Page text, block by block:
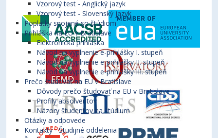
Vzorový test - Anglický jazyk
Vzorový test - Slovenský jazyk
Poplatky spojené so štúdiom
Prihláška na EU v Bratislave
Elektronická prihláška
Návod na vyplnenie e-prihlášky I. stupeň
Návod na vyplnenie e-prihlášky II. stupeň
Návod na vyplnenie e-prihlášky III. stupeň
Prečo študovať na EU v Bratislave
Dôvody prečo študovať na EU v Bratislave
Profily absolventov
Názory študentov na štúdium
Otázky a odpovede
Kontakty - Študijné oddelenia